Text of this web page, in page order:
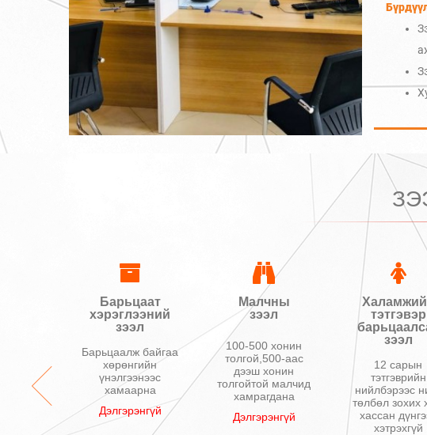
Барьцаат
хэрэглээний
зээл
Барьцаалж байгаа
хөрөнгийн
үнэлгээнээс
хамаарна
Дэлгэрэнгүй
Малчны
зээл
100-500 хонин
толгой,500-аас
дээш хонин
толгойтой малчид
хамрагдана
Дэлгэрэнгүй
тэтгэвэр
зээл
12 сарын
тэтгэврийн
нийлбэрээс
төлбөл зохих
хассан
хэтрэхгүй